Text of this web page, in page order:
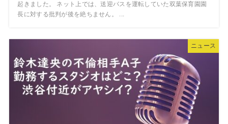
起きました。 ネット上では、送迎バスを運転していた双葉保育園園
長に対する批判が後を絶ちません。 ...
ニュース